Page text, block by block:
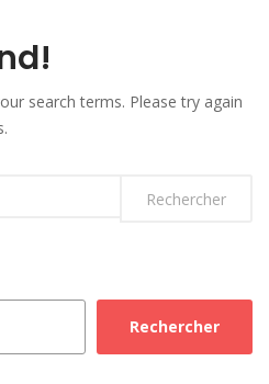
search terms. Please try again
Rechercher